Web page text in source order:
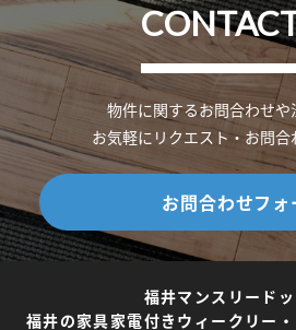
物件に関するお問合わせや
お気軽にリクエスト・お問合
お問合わせフォ
福井マンスリード
福井の家具家電付きウィークリー